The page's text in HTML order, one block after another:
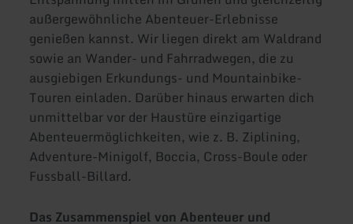
außergewöhnliche Abenteuer-Erlebnisse
genießen kannst. Wir liegen direkt am Waldrand
sowie an Wander- und Fahrradwegen, die zu
ausgiebigen Erkundungs- und Mountainbike-
Touren einladen. Darüber hinaus erwarten dich
unmittelbar vor der Haustüre einzigartige
Abenteuermöglichkeiten, wie z. B. Ziplining,
Adventure-Minigolf, Boccia, Cross-Boule oder
Fussball-Billard.
Das Zusammenspiel von Abenteuer und